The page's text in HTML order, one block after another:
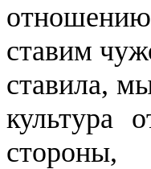
ставим
ставила,
культура